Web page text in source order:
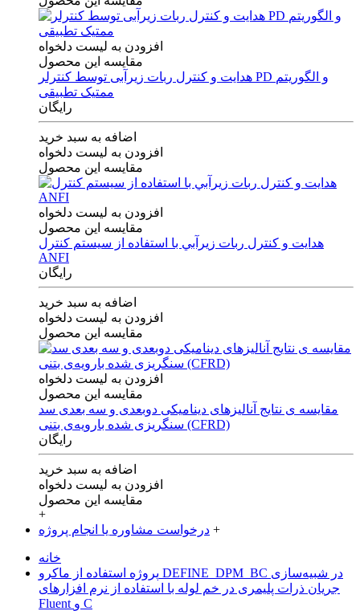
افزودن به لیست دلخواه
مقایسه این محصول
هدایت و کنترل ربات زیرآبی توسط کنترلر PD و الگوریتم
ممتیک تطبیقی
رایگان
اضافه به سبد خرید
افزودن به لیست دلخواه
مقایسه این محصول
افزودن به لیست دلخواه
مقایسه این محصول
هدايت و كنترل ربات زيرآبي با استفاده از سيستم كنترل
ANFI
رایگان
اضافه به سبد خرید
افزودن به لیست دلخواه
مقایسه این محصول
افزودن به لیست دلخواه
مقایسه این محصول
مقایسه ی‌ نتایج آنالیزهای‌ دینامیکی‌ دوبعدی‌ و‌ سه بعدی‌ سد
سنگریزی‌ شده با‌رویه‌ی‌ بتنی‌ (CFRD)
رایگان
اضافه به سبد خرید
افزودن به لیست دلخواه
مقایسه این محصول
+
درخواست مشاوره یا انجام پروژه +
خانه
پروژه استفاده از ماکرو DEFINE_DPM_BC در شبیه‌سازی
جریان ذرات پلیمری در خم لوله با استفاده از نرم افزارهای
Fluent و C‌